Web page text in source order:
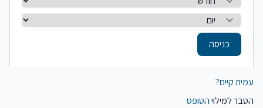
כניסה
עמית קיים?
הסבר למילויהטופס